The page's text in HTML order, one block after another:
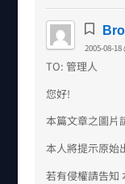
2005-08-18
TO: 管理人
您好!
本篇文章之圖片
本人將提示原始
若有侵權請告知